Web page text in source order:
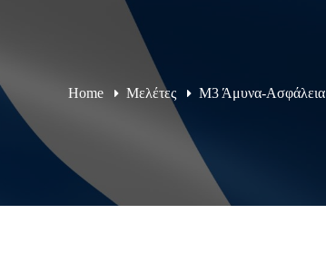
Home Μελέτες Μ3 Άμυνα-Ασφάλεια